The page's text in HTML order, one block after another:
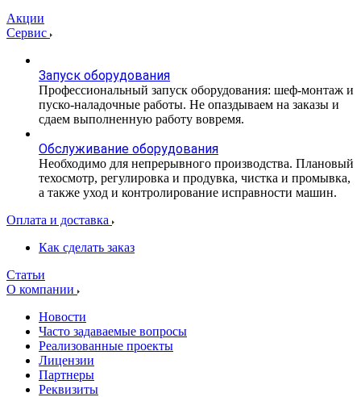
Акции
Сервис
Запуск оборудования
Профессиональный запуск оборудования: шеф-монтаж и
пуско-наладочные работы. Не опаздываем на заказы и
сдаем выполненную работу вовремя.
Обслуживание оборудования
Необходимо для непрерывного производства. Плановый
техосмотр, регулировка и продувка, чистка и промывка,
а также уход и контролирование исправности машин.
Оплата и доставка
Как сделать заказ
Статьи
О компании
Новости
Часто задаваемые вопросы
Реализованные проекты
Лицензии
Партнеры
Реквизиты